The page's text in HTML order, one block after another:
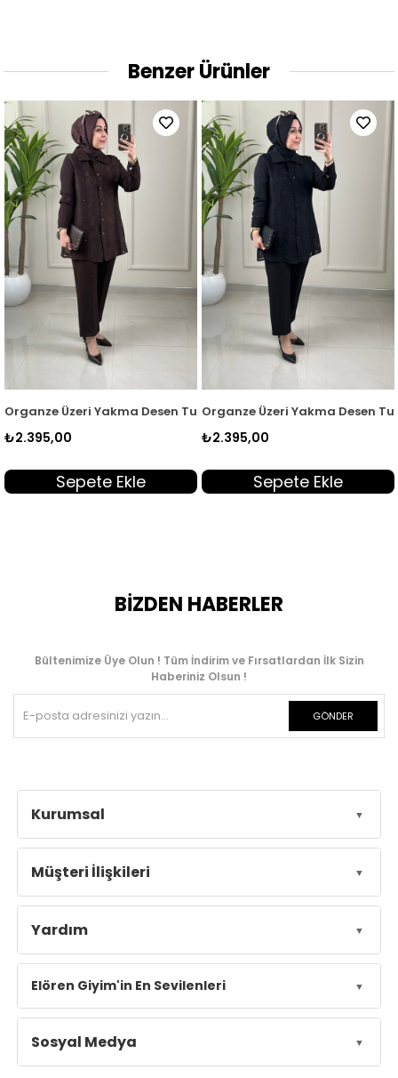
Benzer Ürünler
Takım Kahverengi QTN 7117
Kadın İkili Takım Siyah QTN 7129
Üzeri Yakma Desen Tunik ve Kısa Kol İçlik Kadın İkili
Sepete Ekle
Organze Üzeri Yakma Desen
₺2.395,00
Sepete Ekle
BİZDEN HABERLER
Bültenimize Üye Olun ! Tüm İndirim ve Fırsatlardan İlk Sizin
Haberiniz Olsun !
GÖNDER
Kurumsal
Müşteri İlişkileri
Yardım
Elören Giyim'in En Sevilenleri
Sosyal Medya